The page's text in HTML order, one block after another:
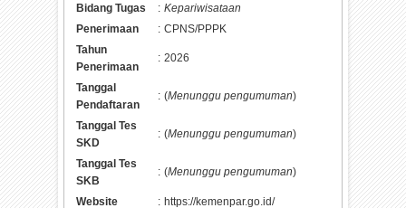
Bidang Tugas
: Kepariwisataan
Penerimaan
: CPNS/PPPK
Tahun
Penerimaan
: 2026
Tanggal
Pendaftaran
: (Menunggu pengumuman)
Tanggal Tes
SKD
: (Menunggu pengumuman)
Tanggal Tes
SKB
: (Menunggu pengumuman)
Website : https://kemenpar.go.id/